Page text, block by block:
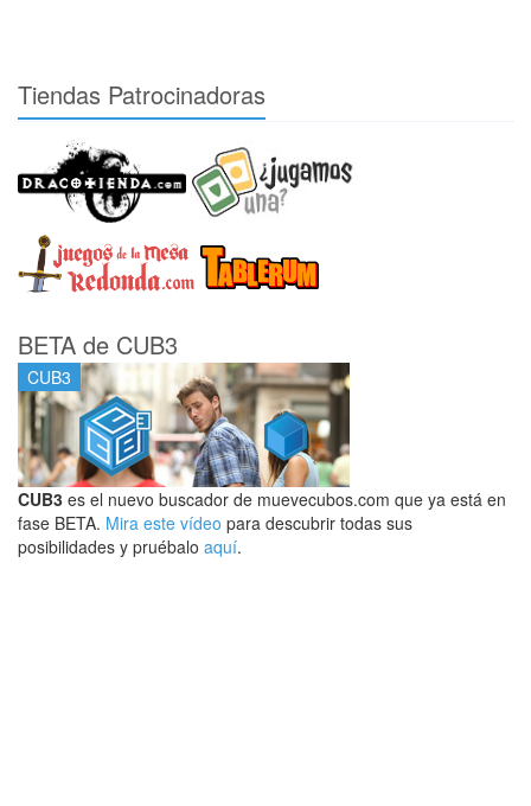
Tiendas Patrocinadoras
BETA de CUB3
CUB3
CUB3 es el nuevo buscador de muevecubos.com que ya está en
fase BETA. Mira este vídeo para descubrir todas sus
posibilidades y pruébalo aquí.